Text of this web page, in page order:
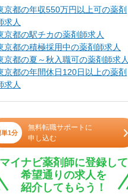
京都の年収550万円以上可の薬剤
求人
京都の駅チカの薬剤師求人
京都の積極採用中の薬剤師求人
京都の夏～秋入職可の薬剤師求人
京都の年間休日120日以上の薬剤
求人
単1分
無料転職サポートに
申し込む
マイナビ薬剤師に登録して
希望通りの求人を
紹介してもらう！